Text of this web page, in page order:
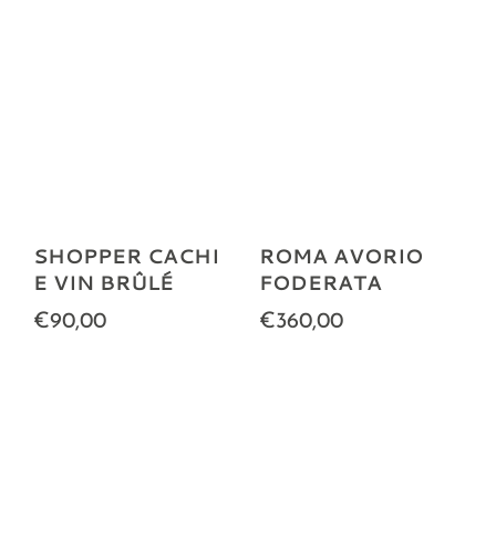
SHOPPER CACHI
E VIN BRÛLÉ
€90,00
ROMA AVORIO
FODERATA
€360,00